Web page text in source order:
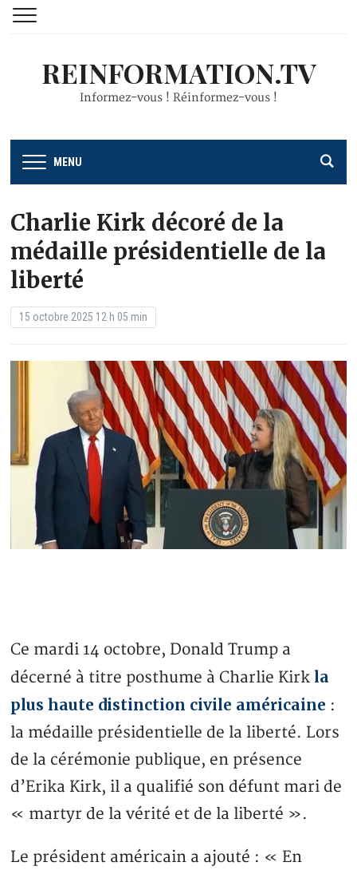
REINFORMATION.TV
Informez-vous ! Réinformez-vous !
MENU
Charlie Kirk décoré de la
médaille présidentielle de la
liberté
15 octobre 2025 12 h 05 min
Ce mardi 14 octobre, Donald Trump a
décerné à titre posthume à Charlie Kirk la
plus haute distinction civile américaine :
la médaille présidentielle de la liberté. Lors
de la cérémonie publique, en présence
d’Erika Kirk, il a qualifié son défunt mari de
« martyr de la vérité et de la liberté ».
Le président américain a ajouté : « En